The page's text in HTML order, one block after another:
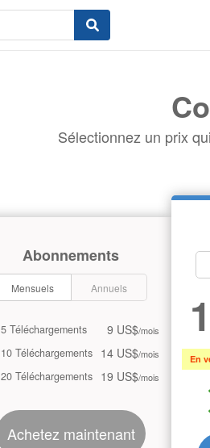
Sélectionnez un prix
En
Abonnements
Mensuels Annuels
5 Téléchargements 9 US$/mois
10 Téléchargements 14 US$/mois
20 Téléchargements 19 US$/mois
Achetez maintenant